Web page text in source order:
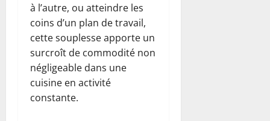
à l’autre, ou atteindre les
coins d’un plan de travail,
cette souplesse apporte un
surcroît de commodité non
négligeable dans une
cuisine en activité
constante.